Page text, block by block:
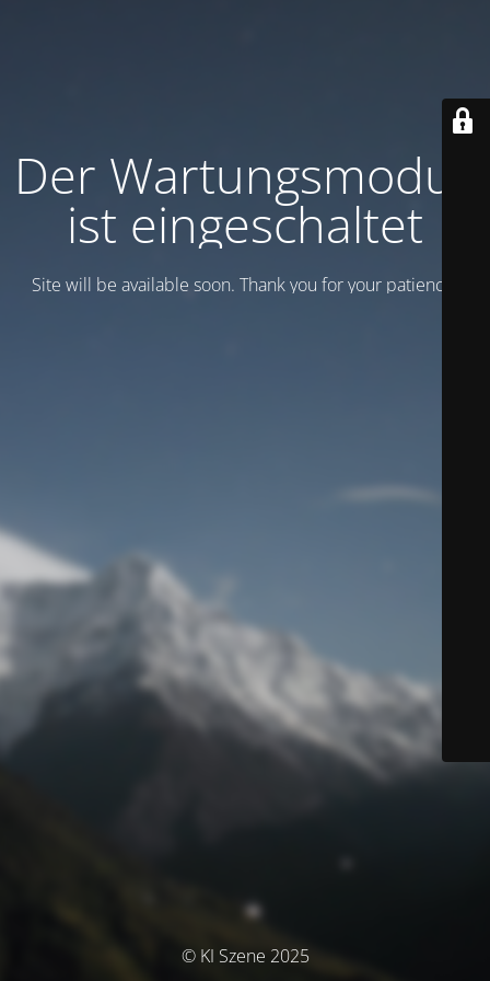
Der Wartungsmodus
ist eingeschaltet
Site will be available soon. Thank you for your patience!
© KI Szene 2025